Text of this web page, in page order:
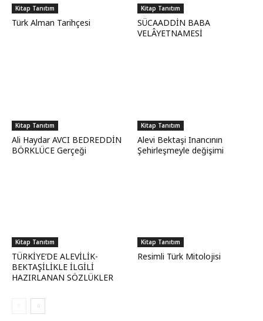
Kitap Tanıtım
Türk Alman Tarihçesi
Kitap Tanıtım
SÜCAADDİN BABA
VELÂYETNAMESİ
Kitap Tanıtım
Ali Haydar AVCI BEDREDDİN
BÖRKLÜCE Gerçeği
Kitap Tanıtım
Alevi Bektaşi Inancının
Şehirleşmeyle değişimi
Kitap Tanıtım
TÜRKİYE’DE ALEVİLİK-
BEKTAŞİLİKLE İLGİLİ
HAZIRLANAN SÖZLÜKLER
Kitap Tanıtım
Resimli Türk Mitolojisi